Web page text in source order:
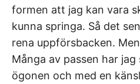
formen att jag kan vara
kunna springa. Så det
rena uppförsbacken.
Många av passen har
ögonen och med en